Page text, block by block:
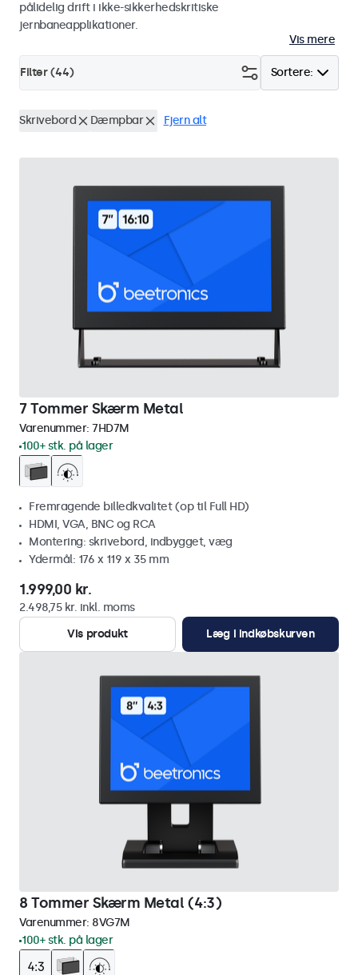
pålidelig drift i ikke-sikkerhedskritiske
jernbaneapplikationer.
Vis mere
Sortere:
Filter (44)
Skrivebord Dæmpbar Fjern alt
7 Tommer Skærm Metal
Varenummer: 7HD7M
100+ stk. på lager
Fremragende billedkvalitet (op til Full HD)
HDMI, VGA, BNC og RCA
Montering: skrivebord, indbygget, væg
Ydermål: 176 x 119 x 35 mm
1.999,00 kr.
2.498,75 kr. inkl. moms
Vis produkt
Læg i indkøbskurven
8 Tommer Skærm Metal (4:3)
Varenummer: 8VG7M
100+ stk. på lager